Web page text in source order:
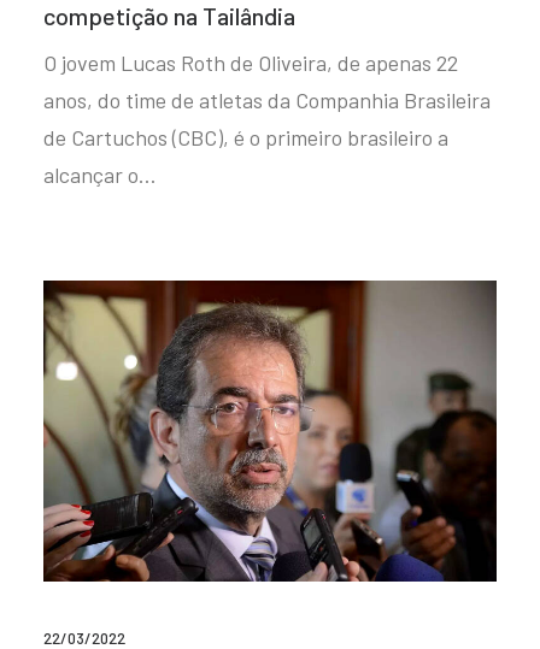
competição na Tailândia
O jovem Lucas Roth de Oliveira, de apenas 22
anos, do time de atletas da Companhia Brasileira
de Cartuchos (CBC), é o primeiro brasileiro a
alcançar o…
22/03/2022